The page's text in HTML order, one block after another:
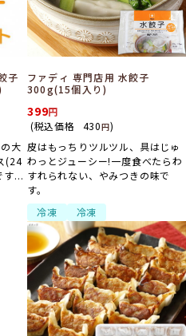
子
大
(24
す...
ファディ 専門店用 水餃子
300g(15個入り)
399
(税込価格 430円)
皮はもっちりツルツル、具はじゅ
わっとジューシー!一度食べたらわ
すれられない、やみつきの味で
す。
冷凍
冷凍